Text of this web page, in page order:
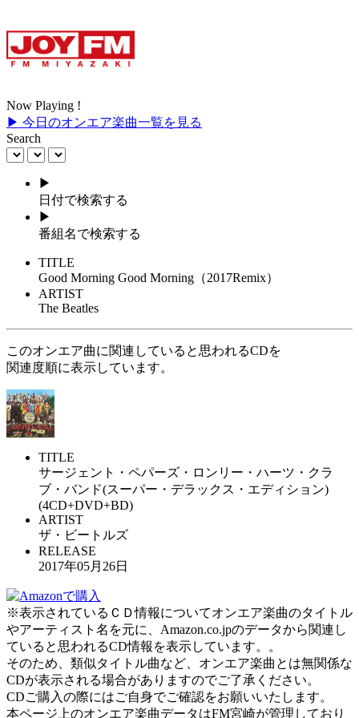
Now Playing !
▶ 今日のオンエア楽曲一覧を見る
Search
▶
日付で検索する
▶
番組名で検索する
TITLE
Good Morning Good Morning（2017Remix）
ARTIST
The Beatles
このオンエア曲に関連していると思われるCDを
関連度順に表示しています。
TITLE
サージェント・ペパーズ・ロンリー・ハーツ・クラ
ブ・バンド(スーパー・デラックス・エディション)
(4CD+DVD+BD)
ARTIST
ザ・ビートルズ
RELEASE
2017年05月26日
※表示されているＣＤ情報についてオンエア楽曲のタイトル
やアーティスト名を元に、Amazon.co.jpのデータから関連し
ていると思われるCD情報を表示しています。。
そのため、類似タイトル曲など、オンエア楽曲とは無関係な
CDが表示される場合がありますのでご了承ください。
CDご購入の際にはご自身でご確認をお願いいたします。
本ページ上のオンエア楽曲データはFM宮崎が管理しており